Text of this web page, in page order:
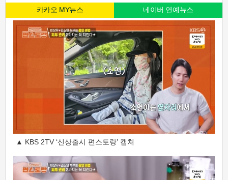
카카오 MY뉴스 네이버 연예뉴스
▲ KBS 2TV ‘신상출시 편스토랑’ 캡처